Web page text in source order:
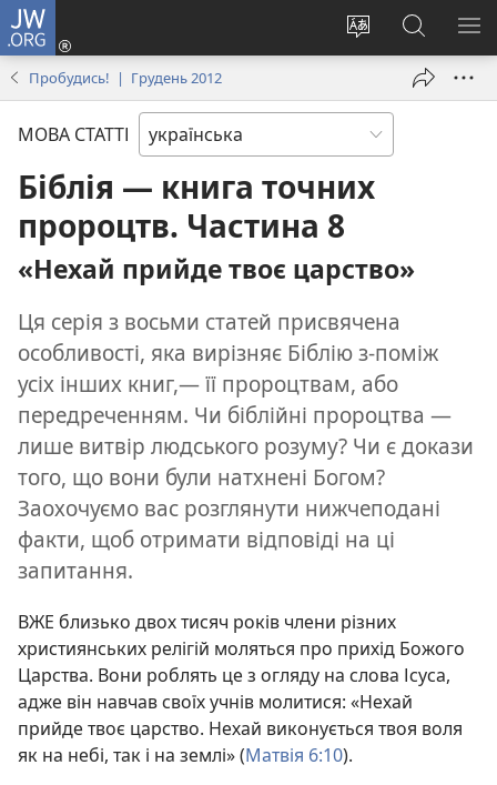
JW.ORG
Змінити
Увійти
(відкривається
вікні)
Пошук
на
сайті
Пробудись! | Грудень 2012
МОВА СТАТТІ
Біблія — книга точних
пророцтв. Частина 8
«Нехай прийде твоє царство»
Ця серія з восьми статей присвячена
особливості, яка вирізняє Біблію з-поміж
усіх інших книг,— її пророцтвам, або
передреченням. Чи біблійні пророцтва —
лише витвір людського розуму? Чи є докази
того, що вони були натхнені Богом?
Заохочуємо вас розглянути нижчеподані
факти, щоб отримати відповіді на ці
запитання.
ВЖЕ близько двох тисяч років члени різних
християнських релігій моляться про прихід Божого
Царства. Вони роблять це з огляду на слова Ісуса,
адже він навчав своїх учнів молитися: «Нехай
прийде твоє царство. Нехай виконується твоя воля
як на небі, так і на землі» (Матвія 6:10).